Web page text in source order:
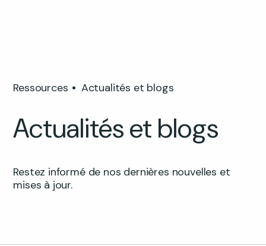
Ressources Actualités et blogs
Actualités et blogs
Restez informé de nos dernières nouvelles et
mises à jour.